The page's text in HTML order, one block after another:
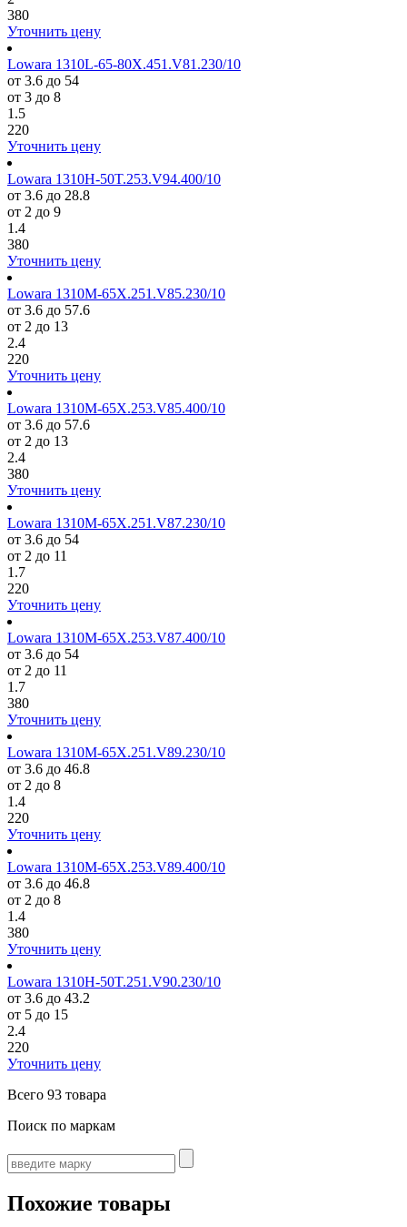
380
Уточнить цену
Lowara 1310L-65-80X.451.V81.230/10
от 3.6 до 54
от 3 до 8
1.5
220
Уточнить цену
Lowara 1310H-50T.253.V94.400/10
от 3.6 до 28.8
от 2 до 9
1.4
380
Уточнить цену
Lowara 1310M-65X.251.V85.230/10
от 3.6 до 57.6
от 2 до 13
2.4
220
Уточнить цену
Lowara 1310M-65X.253.V85.400/10
от 3.6 до 57.6
от 2 до 13
2.4
380
Уточнить цену
Lowara 1310M-65X.251.V87.230/10
от 3.6 до 54
от 2 до 11
1.7
220
Уточнить цену
Lowara 1310M-65X.253.V87.400/10
от 3.6 до 54
от 2 до 11
1.7
380
Уточнить цену
Lowara 1310M-65X.251.V89.230/10
от 3.6 до 46.8
от 2 до 8
1.4
220
Уточнить цену
Lowara 1310M-65X.253.V89.400/10
от 3.6 до 46.8
от 2 до 8
1.4
380
Уточнить цену
Lowara 1310H-50T.251.V90.230/10
от 3.6 до 43.2
от 5 до 15
2.4
220
Уточнить цену
Всего 93 товара
Поиск по маркам
Похожие товары